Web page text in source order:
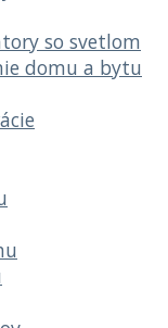
so svetlom
domu a bytu